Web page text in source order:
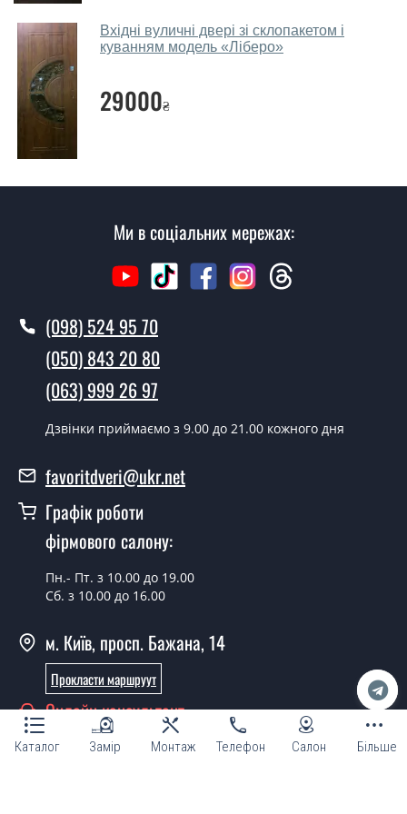
Каталог Замір Монтаж Телефон Салон Більше
Виклик замірника-консультанта коштує 450 грн.
Ви робите установку металевих
Так робимо. Монтаж металевих дверей проводиться
Лінкор?
Вартість встановлення дверей Лінкор - від 1600 грн.
Як швидко можете встановити двері
Лінкор?
У той самий день протягом кількох годин, за умови
наявності їх на складі, чи наступного дня.
Чи можна на сьогодні викликати
замірника?
Так можна.
У вас є в наявності готові металеві
двері?
Так, ми маємо великий асортимент готових металевих
дверей.
Яка вартість найдешевших металевих
Від 5200 грн.
Потрібні металеві двері економ класу,
що порадите?
Кожна наша порада індивідуальна, у тому числі і з
приводу металевих дверей економ класу. Спробуйте
Вхідні вуличні двері зі склопакетом і
куванням модель «Ліберо»
29000₴
Ми в соціальних мережах:
(098) 524 95 70
(050) 843 20 80
(063) 999 26 97
Дзвінки приймаємо з 9.00 до 21.00 кожного дня
favoritdveri@ukr.net
Графік роботи
фірмового салону:
Пн.- Пт. з 10.00 до 19.00
Сб. з 10.00 до 16.00
м. Київ, просп. Бажана, 14
Прокласти маршруут
Онлайн консультант